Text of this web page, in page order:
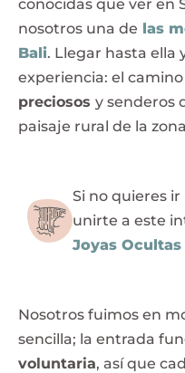
conocidas que ver en
nosotros una de las
Bali. Llegar hasta ella
experiencia: el
preciosos y senderos
paisaje rural de la
Si no quieres
unirte a este
Joyas
Nosotros fuimos en
sencilla; la entrada
voluntaria, así que